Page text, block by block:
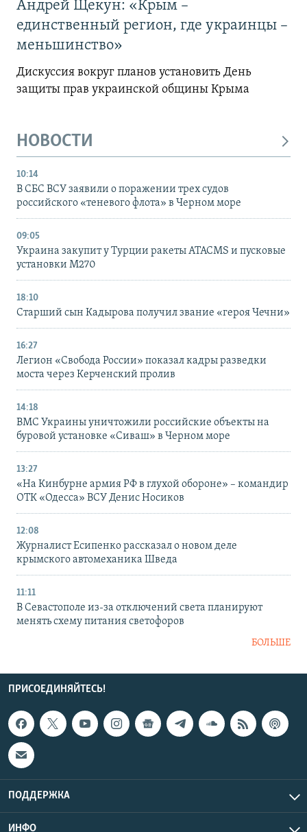
Андрей Щекун: «Крым –
единственный регион, где украинцы –
меньшинство»
Дискуссия вокруг планов установить День
защиты прав украинской общины Крыма
НОВОСТИ
10:14
В СБС ВСУ заявили о поражении трех судов
российского «теневого флота» в Черном море
09:05
Украина закупит у Турции ракеты ATACMS и пусковые
установки M270
18:10
Старший сын Кадырова получил звание «героя Чечни»
16:27
Легион «Свобода России» показал кадры разведки
моста через Керченский пролив
14:18
ВМС Украины уничтожили российские объекты на
буровой установке «Сиваш» в Черном море
13:27
«На Кинбурне армия РФ в глухой обороне» – командир
ОТК «Одесса» ВСУ Денис Носиков
12:08
Журналист Есипенко рассказал о новом деле
крымского автомеханика Шведа
11:11
В Севастополе из-за отключений света планируют
менять схему питания светофоров
БОЛЬШЕ
ПРИСОЕДИНЯЙТЕСЬ!
ПОДДЕРЖКА
ИНФО